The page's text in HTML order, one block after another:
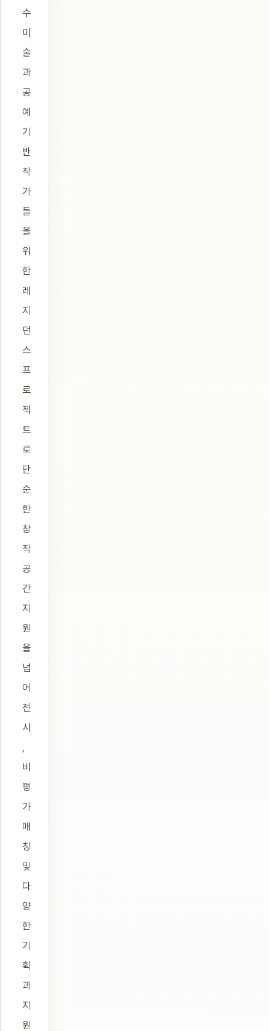
수
미
술
과
공
예
기
반
작
가
들
을
위
한
레
지
던
스
프
로
젝
트
로
단
순
한
창
작
공
간
지
원
을
넘
어
전
시
,
비
평
가
매
칭
및
다
양
한
기
획
과
지
원